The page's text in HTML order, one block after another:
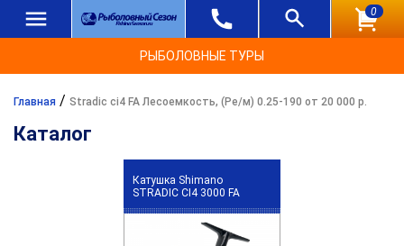
0
РЫБОЛОВНЫЕ ТУРЫ
Главная / Stradic ci4 FA Лесоемкость, (Ре/м) 0.25-190 от 20 000 р.
Каталог
Катушка Shimano
STRADIC CI4 3000 FA